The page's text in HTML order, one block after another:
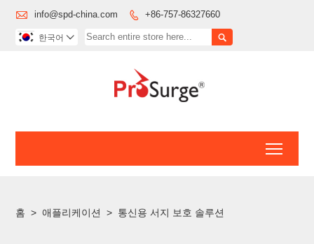
 info@spd-china.com  +86-757-86327660

한국어 
홈 > 애플리케이션 > 통신용 서지 보호 솔루션